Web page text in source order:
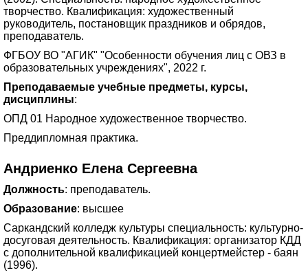
творчество. Квалификация: художественный
руководитель, постановщик праздников и обрядов,
преподаватель.
ФГБОУ ВО "АГИК" "Особенности обучения лиц с ОВЗ в
образовательных учреждениях", 2022 г.
Преподаваемые учебные предметы, курсы,
дисциплины:
ОПД 01 Народное художественное творчество.
Преддипломная практика.
Андриенко Елена Сергеевна
Должность: преподаватель.
Образование: высшее
Саркандский колледж культуры специальность: культурно-
досуговая деятельность. Квалификация: организатор КДД
с дополнительной квалификацией концертмейстер - баян
(1996).